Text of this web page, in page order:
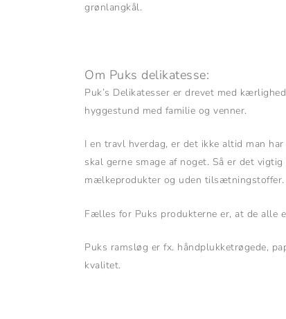
grønlangkål.
Om Puks delikatesse:
Puk’s Delikatesser er drevet med
hyggestund med familie og venner.
I en travl hverdag, er det ikke altid man
skal gerne smage af noget. Så er det
mælkeprodukter og uden tilsætningstoffer.
Fælles for Puks produkterne er, at de alle
Puks ramsløg er fx. håndplukketrøgede,
kvalitet.